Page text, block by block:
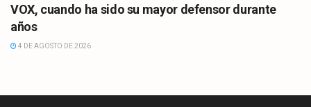
VOX, cuando ha sido su mayor defensor durante
años
4 DE AGOSTO DE 2026